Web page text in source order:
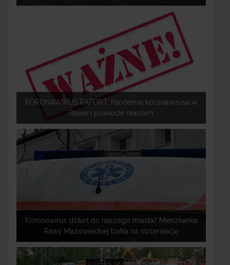
KORONAWIRUS RAPORT: Pandemia koronawirusa w
Rawie i powiecie rawskim
Koronawirus dotarł do naszego miasta? Mieszkanka
Rawy Mazowieckiej trafiła na obserwację